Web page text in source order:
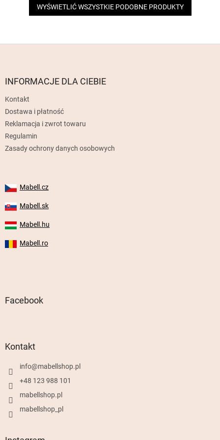
WYŚWIETLIĆ WSZYSTKIE PODOBNE PRODUKTY
INFORMACJE DLA CIEBIE
Kontakt
Dostawa i płatność
Reklamacja i zwrot towaru
Regulamin
Zasady ochrony danych osobowych
Mabell.cz
Mabell.sk
Mabell.hu
Mabell.ro
Facebook
Kontakt
info@mabellshop.pl
+48 123 988 101
mabellshop.pl
mabellshop_pl